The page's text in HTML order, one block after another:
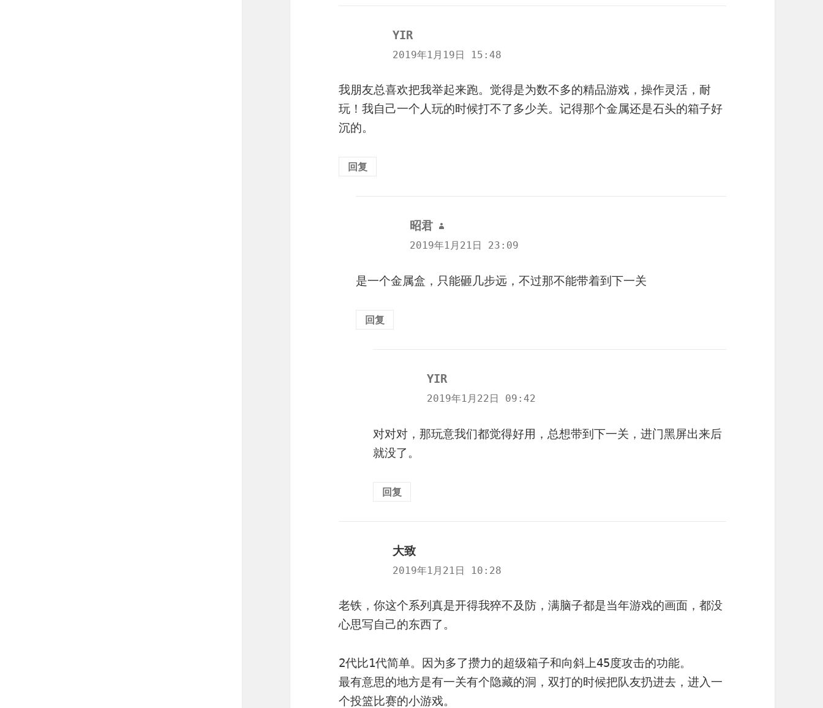
YIR
道：
2019年1月19日 15:48
我朋友总喜欢把我举起来跑。觉得是为数不多的精品游戏，操作灵活，耐
玩！我自己一个人玩的时候打不了多少关。记得那个金属还是石头的箱子好
沉的。
回复
昭君
说
道：
2019年1月21日 23:09
是一个金属盒，只能砸几步远，不过那不能带着到下一关
回复
YIR
道：
2019年1月22日 09:42
对对对，那玩意我们都觉得好用，总想带到下一关，进门黑屏出来后
就没了。
回复
大致
道：
2019年1月21日 10:28
老铁，你这个系列真是开得我猝不及防，满脑子都是当年游戏的画面，都没
心思写自己的东西了。
2代比1代简单。因为多了攒力的超级箱子和向斜上45度攻击的功能。
最有意思的地方是有一关有个隐藏的洞，双打的时候把队友扔进去，进入一
个投篮比赛的小游戏。